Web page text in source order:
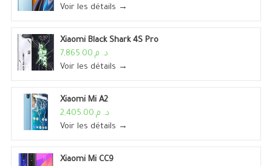
Voir les détails →
Xiaomi Black Shark 4S Pro
د. م.7,865.00
Voir les détails →
Xiaomi Mi A2
د. م.2,405.00
Voir les détails →
Xiaomi Mi CC9